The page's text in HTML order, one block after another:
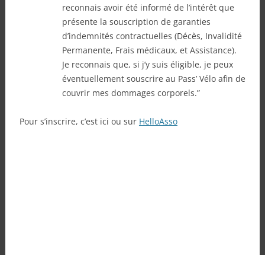
reconnais avoir été informé de l’intérêt que
présente la souscription de garanties
d’indemnités contractuelles (Décès, Invalidité
Permanente, Frais médicaux, et Assistance).
Je reconnais que, si j’y suis éligible, je peux
éventuellement souscrire au Pass’ Vélo afin de
couvrir mes dommages corporels.”
Pour s’inscrire, c’est ici ou sur HelloAsso